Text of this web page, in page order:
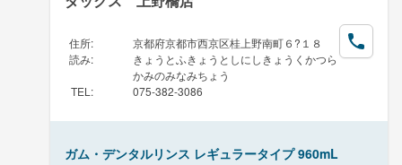
住所:
京都府京都市西京区桂上野南町６?１８
読み:
きょうとふきょうとしにしきょうくかつら
かみのみなみちょう
TEL : 075-382-3086
ガム・デンタルリンス レギュラータイプ 960mL